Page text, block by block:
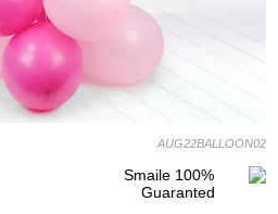
AUG22BALLOON02